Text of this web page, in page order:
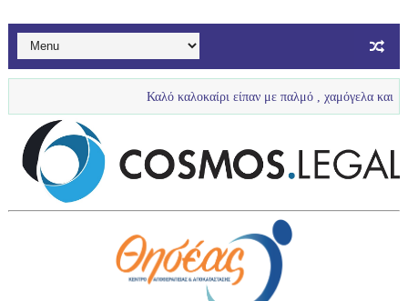
Καλό καλοκαίρι είπαν με παλμό , χαμόγελα και πολύ νερό τα